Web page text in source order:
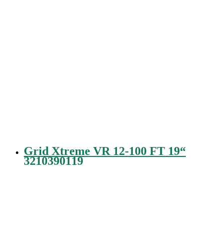
Grid Xtreme VR 12-100 FT 19“
3210390119